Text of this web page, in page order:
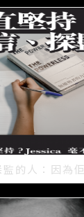
的人：因為
2021/07/15